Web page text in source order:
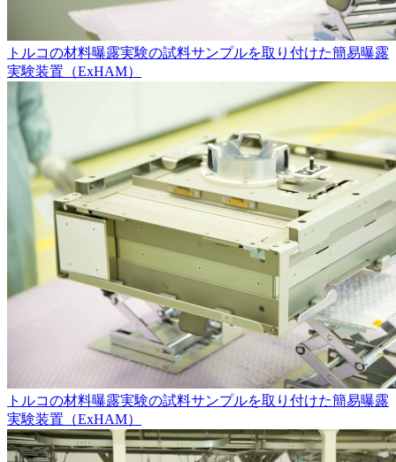
トルコの材料曝露実験の試料サンプルを取り付けた簡易曝露
実験装置（ExHAM）
トルコの材料曝露実験の試料サンプルを取り付けた簡易曝露
実験装置（ExHAM）